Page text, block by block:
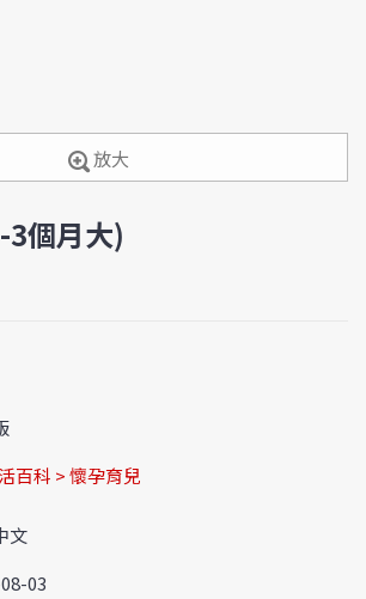
放大
3個月大)
百科 > 懷孕育兒
文
03